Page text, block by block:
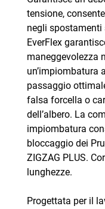
tensione,
negli spostamenti
EverFlex
maneggevolezza
un’impiombatura
passaggio
falsa forcella o
dell’albero. La
impiombatura
bloccaggio dei
ZIGZAG PLUS.
lunghezze.
Progettata per il